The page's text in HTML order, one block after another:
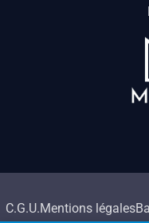
C.G.U.Mentions légales